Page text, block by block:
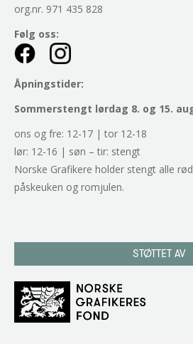
org.nr. 971 435 828
Følg oss:
Åpningstider:
Sommerstengt lørdag 8. og 15.
ons og fre: 12-17 | tor 12-18
lør: 12-16 | søn – tir: stengt
Norske Grafikere holder stengt alle
påskeuken og romjulen.
STØTTET AV